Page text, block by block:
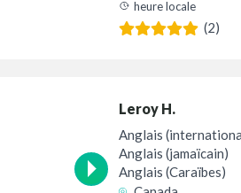
heure locale
(2)
Leroy H.
Anglais
Anglais (jamaïcain)
Anglais (Caraïbes)